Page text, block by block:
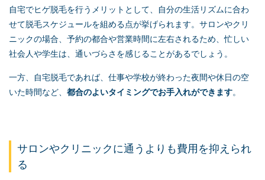
自宅でヒゲ脱毛を行うメリットとして、自分の生活リズムに合わ
せて脱毛スケジュールを組める点が挙げられます。サロンやクリ
ニックの場合、予約の都合や営業時間に左右されるため、忙しい
社会人や学生は、通いづらさを感じることがあるでしょう。
一方、自宅脱毛であれば、仕事や学校が終わった夜間や休日の空
いた時間など、 都合のよいタイミングでお手入れができます。
サロンやクリニックに通うよりも費用を抑えられ
る